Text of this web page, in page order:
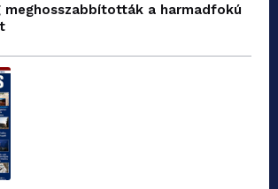
meghosszabbították a harmadfokú